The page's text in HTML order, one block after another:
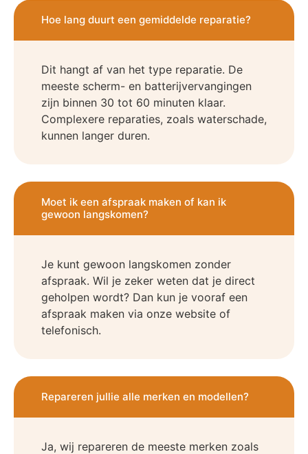
Hoe lang duurt een gemiddelde reparatie?
Dit hangt af van het type reparatie. De
meeste scherm- en batterijvervangingen
zijn binnen 30 tot 60 minuten klaar.
Complexere reparaties, zoals waterschade,
kunnen langer duren.
Moet ik een afspraak maken of kan ik
gewoon langskomen?
Je kunt gewoon langskomen zonder
afspraak. Wil je zeker weten dat je direct
geholpen wordt? Dan kun je vooraf een
afspraak maken via onze website of
telefonisch.
Repareren jullie alle merken en modellen?
Ja, wij repareren de meeste merken zoals